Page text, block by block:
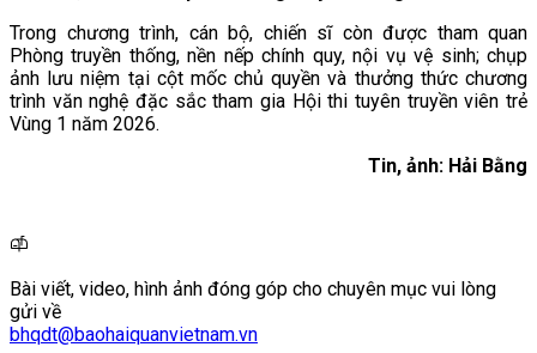
Trong chương trình, cán bộ, chiến sĩ còn được tham quan
Phòng truyền thống, nền nếp chính quy, nội vụ vệ sinh; chụp
ảnh lưu niệm tại cột mốc chủ quyền và thưởng thức chương
trình văn nghệ đặc sắc tham gia Hội thi tuyên truyền viên trẻ
Vùng 1 năm 2026.
Tin, ảnh: Hải Bằng
Bài viết, video, hình ảnh đóng góp cho chuyên mục vui lòng
gửi về
bhqdt@baohaiquanvietnam.vn